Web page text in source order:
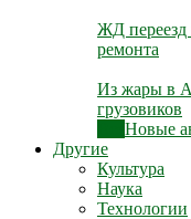
ЖД переезд
ремонта
Из жары в
грузовиков
Новые
Другие
Культура
Наука
Технологии